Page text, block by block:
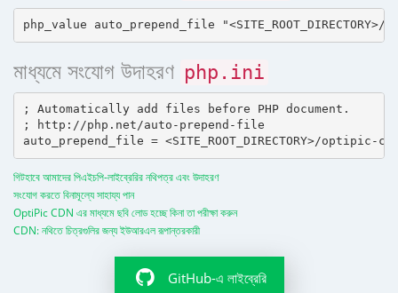
মাধ্যমে সংযোগ উদাহরণ php.ini
; Automatically add files before PHP document.
; http://php.net/auto-prepend-file
গিটহাবে আমাদের পিএইচপি-লাইব্রেরির নথিপত্র এবং উদাহরণ
সংযোগ করতে বিনামূল্যে সাহায্য পান
OptiPic CDN এর মাধ্যমে ছবি লোড হচ্ছে কিনা তা পরীক্ষা করুন
CDN: নথিতে চিত্রগুলির জন্য ইউআরএল রূপান্তরকারী
GitHub-এ লাইব্রেরি